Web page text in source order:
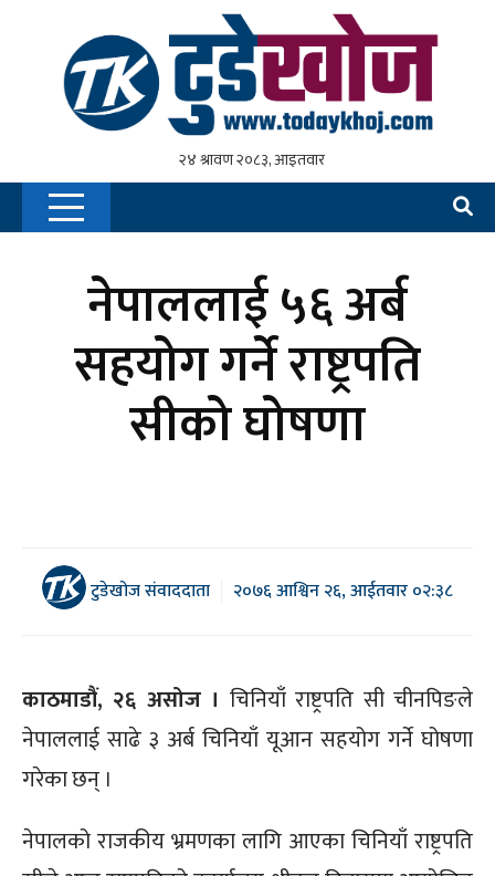
नेपाललाई ५६ अर्ब
सहयोग गर्ने राष्ट्रपति
सीको घोषणा
टुडेखोज संवाददाता २०७६ आश्विन २६, आईतवार ०२:३८
काठमाडौं, २६ असोज । चिनियाँ राष्ट्रपति सी चीनपिङले
नेपाललाई साढे ३ अर्ब चिनियाँ यूआन सहयोग गर्ने घोषणा
गरेका छन् ।
नेपालको राजकीय भ्रमणका लागि आएका चिनियाँ राष्ट्रपति